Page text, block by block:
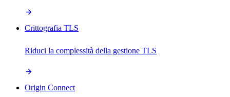
Crittografia TLS
Riduci la complessità della gestione TLS
Origin Connect